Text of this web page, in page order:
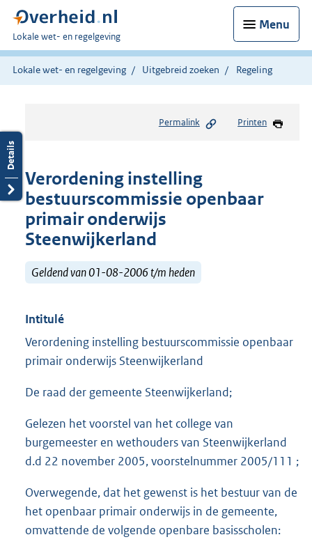
Menu
U
bent
hier:
Lokale wet- en regelgeving
Lokale wet- en regelgeving Uitgebreid zoeken Regeling
Permalink Printen
Verordening instelling
bestuurscommissie openbaar
primair onderwijs
Steenwijkerland
Geldend van 01-08-2006 t/m heden
Intitulé
Verordening instelling bestuurscommissie openbaar
primair onderwijs Steenwijkerland
De raad der gemeente Steenwijkerland;
Gelezen het voorstel van het college van
burgemeester en wethouders van Steenwijkerland
d.d 22 november 2005, voorstelnummer 2005/111 ;
Overwegende, dat het gewenst is het bestuur van de
het openbaar primair onderwijs in de gemeente,
omvattende de volgende openbare basisscholen: